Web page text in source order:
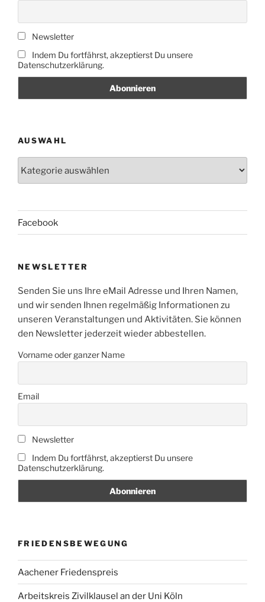
Newsletter
Indem Du fortfährst, akzeptierst Du unsere
Datenschutzerklärung.
AUSWAHL
Facebook
NEWSLETTER
Senden Sie uns Ihre eMail Adresse und Ihren Namen,
und wir senden Ihnen regelmäßig Informationen zu
unseren Veranstaltungen und Aktivitäten. Sie können
den Newsletter jederzeit wieder abbestellen.
Vorname oder ganzer Name
Email
Newsletter
Indem Du fortfährst, akzeptierst Du unsere
Datenschutzerklärung.
FRIEDENSBEWEGUNG
Aachener Friedenspreis
Arbeitskreis Zivilklausel an der Uni Köln